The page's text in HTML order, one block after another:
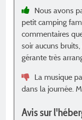
Nous avons
petit camping
commentaires
soir aucuns
gérante très
La musique
dans la journée.
Avis sur